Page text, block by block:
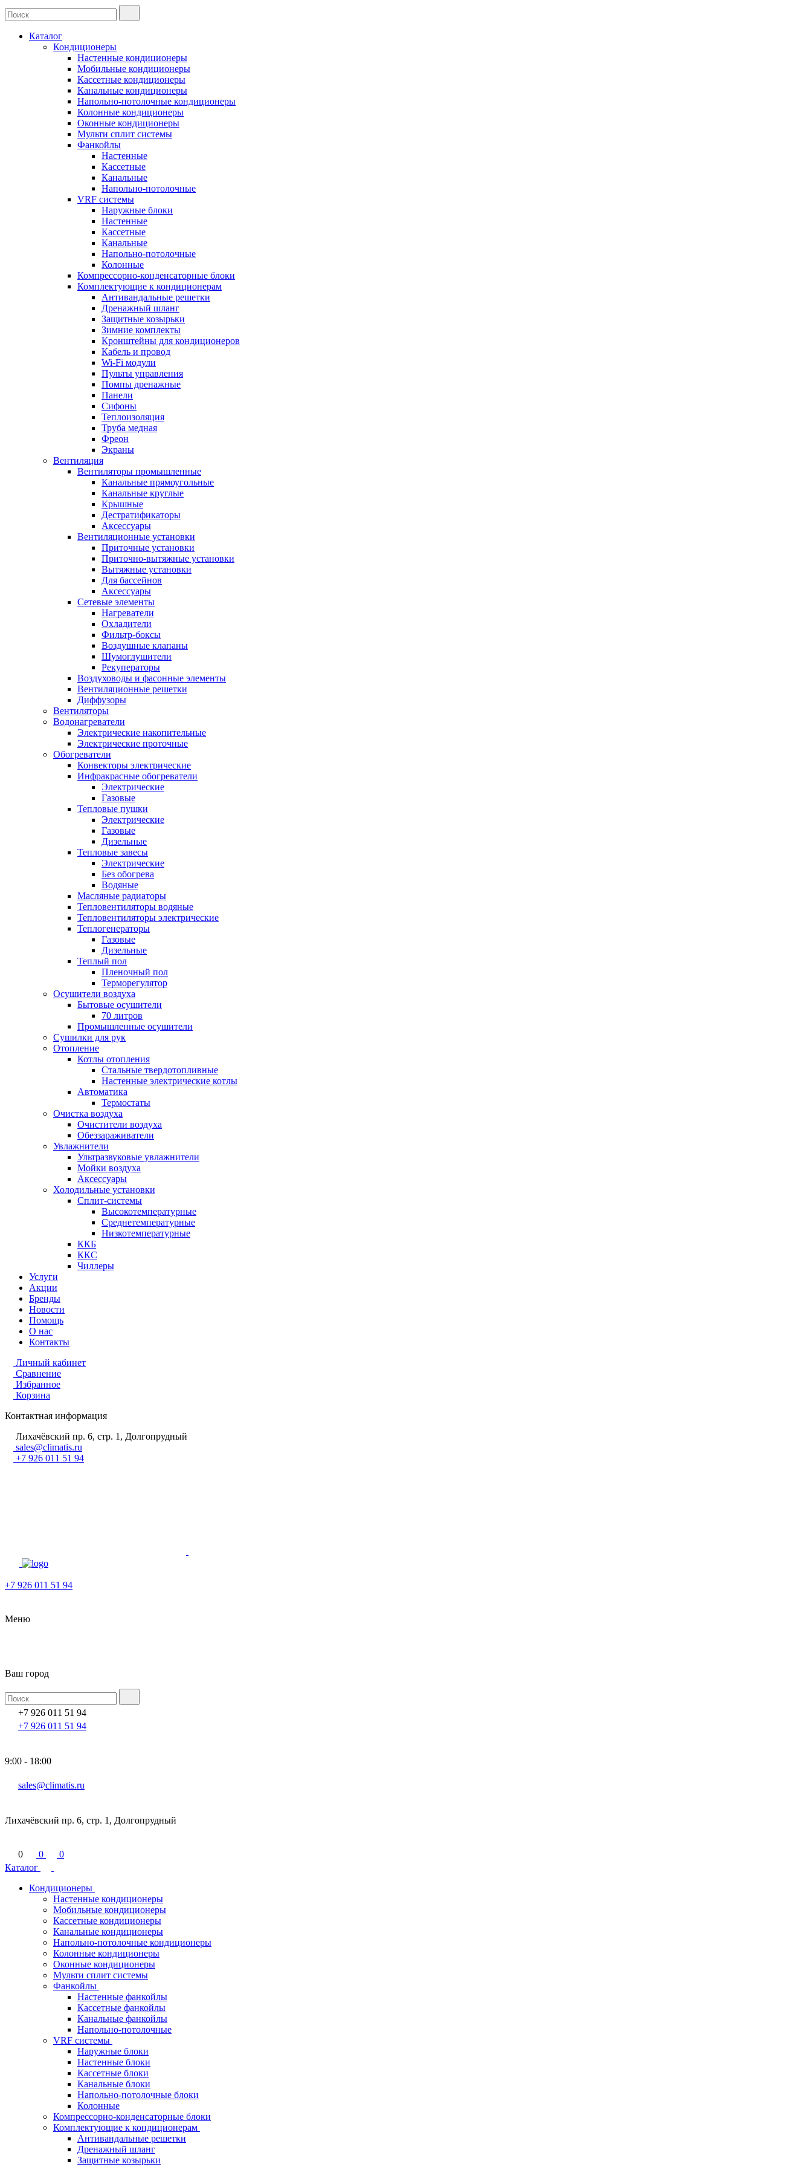
Каталог
Кондиционеры
Настенные кондиционеры
Мобильные кондиционеры
Кассетные кондиционеры
Канальные кондиционеры
Напольно-потолочные кондиционеры
Колонные кондиционеры
Оконные кондиционеры
Мульти сплит системы
Фанкойлы
Настенные
Кассетные
Канальные
Напольно-потолочные
VRF системы
Наружные блоки
Настенные
Кассетные
Канальные
Напольно-потолочные
Колонные
Компрессорно-конденсаторные блоки
Комплектующие к кондиционерам
Антивандальные решетки
Дренажный шланг
Защитные козырьки
Зимние комплекты
Кронштейны для кондиционеров
Кабель и провод
Wi-Fi модули
Пульты управления
Помпы дренажные
Панели
Сифоны
Теплоизоляция
Труба медная
Фреон
Экраны
Вентиляция
Вентиляторы промышленные
Канальные прямоугольные
Канальные круглые
Крышные
Дестратификаторы
Аксессуары
Вентиляционные установки
Приточные установки
Приточно-вытяжные установки
Вытяжные установки
Для бассейнов
Аксессуары
Сетевые элементы
Нагреватели
Охладители
Фильтр-боксы
Воздушные клапаны
Шумоглушители
Рекуператоры
Воздуховоды и фасонные элементы
Вентиляционные решетки
Диффузоры
Вентиляторы
Водонагреватели
Электрические накопительные
Электрические проточные
Обогреватели
Конвекторы электрические
Инфракрасные обогреватели
Электрические
Газовые
Тепловые пушки
Электрические
Газовые
Дизельные
Тепловые завесы
Электрические
Без обогрева
Водяные
Масляные радиаторы
Тепловентиляторы водяные
Тепловентиляторы электрические
Теплогенераторы
Газовые
Дизельные
Теплый пол
Пленочный пол
Терморегулятор
Осушители воздуха
Бытовые осушители
70 литров
Промышленные осушители
Сушилки для рук
Отопление
Котлы отопления
Стальные твердотопливные
Настенные электрические котлы
Автоматика
Термостаты
Очистка воздуха
Очистители воздуха
Обеззараживатели
Увлажнители
Ультразвуковые увлажнители
Мойки воздуха
Аксессуары
Холодильные установки
Сплит-системы
Высокотемпературные
Среднетемпературные
Низкотемпературные
ККБ
ККС
Чиллеры
Услуги
Акции
Бренды
Новости
Помощь
О нас
Контакты
Личный кабинет
Сравнение
Избранное
Корзина
Контактная информация
Лихачёвский пр. 6, стр. 1, Долгопрудный
sales@climatis.ru
+7 926 011 51 94
+7 926 011 51 94
Меню
Ваш город
+7 926 011 51 94
+7 926 011 51 94
9:00 - 18:00
sales@climatis.ru
Лихачёвский пр. 6, стр. 1, Долгопрудный
0 0
0
Каталог
Кондиционеры
Настенные кондиционеры
Мобильные кондиционеры
Кассетные кондиционеры
Канальные кондиционеры
Напольно-потолочные кондиционеры
Колонные кондиционеры
Оконные кондиционеры
Мульти сплит системы
Фанкойлы
Настенные фанкойлы
Кассетные фанкойлы
Канальные фанкойлы
Напольно-потолочные
VRF системы
Наружные блоки
Настенные блоки
Кассетные блоки
Канальные блоки
Напольно-потолочные блоки
Колонные
Компрессорно-конденсаторные блоки
Комплектующие к кондиционерам
Антивандальные решетки
Дренажный шланг
Защитные козырьки